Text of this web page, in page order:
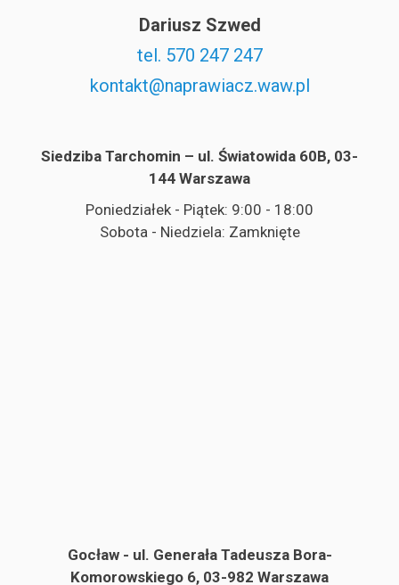
Dariusz Szwed
tel. 570 247 247
kontakt@naprawiacz.waw.pl
Siedziba Tarchomin – ul. Światowida 60B, 03-
144 Warszawa
Poniedziałek - Piątek: 9:00 - 18:00
Sobota - Niedziela: Zamknięte
Gocław - ul. Generała Tadeusza Bora-
Komorowskiego 6, 03-982 Warszawa